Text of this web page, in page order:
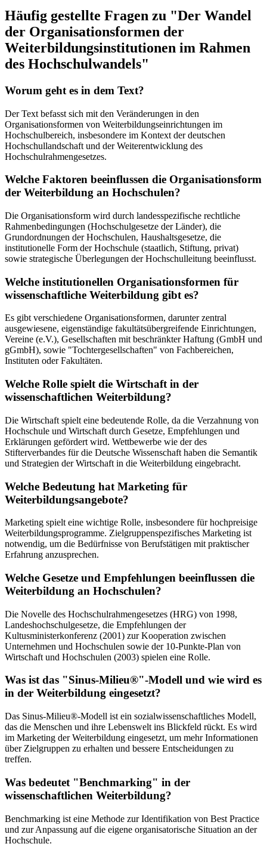
Häufig gestellte Fragen zu "Der Wandel
der Organisationsformen der
Weiterbildungsinstitutionen im Rahmen
des Hochschulwandels"
Worum geht es in dem Text?
Der Text befasst sich mit den Veränderungen in den
Organisationsformen von Weiterbildungseinrichtungen im
Hochschulbereich, insbesondere im Kontext der deutschen
Hochschullandschaft und der Weiterentwicklung des
Hochschulrahmengesetzes.
Welche Faktoren beeinflussen die Organisationsform
der Weiterbildung an Hochschulen?
Die Organisationsform wird durch landesspezifische rechtliche
Rahmenbedingungen (Hochschulgesetze der Länder), die
Grundordnungen der Hochschulen, Haushaltsgesetze, die
institutionelle Form der Hochschule (staatlich, Stiftung, privat)
sowie strategische Überlegungen der Hochschulleitung beeinflusst.
Welche institutionellen Organisationsformen für
wissenschaftliche Weiterbildung gibt es?
Es gibt verschiedene Organisationsformen, darunter zentral
ausgewiesene, eigenständige fakultätsübergreifende Einrichtungen,
Vereine (e.V.), Gesellschaften mit beschränkter Haftung (GmbH und
gGmbH), sowie "Tochtergesellschaften" von Fachbereichen,
Instituten oder Fakultäten.
Welche Rolle spielt die Wirtschaft in der
wissenschaftlichen Weiterbildung?
Die Wirtschaft spielt eine bedeutende Rolle, da die Verzahnung von
Hochschule und Wirtschaft durch Gesetze, Empfehlungen und
Erklärungen gefördert wird. Wettbewerbe wie der des
Stifterverbandes für die Deutsche Wissenschaft haben die Semantik
und Strategien der Wirtschaft in die Weiterbildung eingebracht.
Welche Bedeutung hat Marketing für
Weiterbildungsangebote?
Marketing spielt eine wichtige Rolle, insbesondere für hochpreisige
Weiterbildungsprogramme. Zielgruppenspezifisches Marketing ist
notwendig, um die Bedürfnisse von Berufstätigen mit praktischer
Erfahrung anzusprechen.
Welche Gesetze und Empfehlungen beeinflussen die
Weiterbildung an Hochschulen?
Die Novelle des Hochschulrahmengesetzes (HRG) von 1998,
Landeshochschulgesetze, die Empfehlungen der
Kultusministerkonferenz (2001) zur Kooperation zwischen
Unternehmen und Hochschulen sowie der 10-Punkte-Plan von
Wirtschaft und Hochschulen (2003) spielen eine Rolle.
Was ist das "Sinus-Milieu®"-Modell und wie wird es
in der Weiterbildung eingesetzt?
Das Sinus-Milieu®-Modell ist ein sozialwissenschaftliches Modell,
das die Menschen und ihre Lebenswelt ins Blickfeld rückt. Es wird
im Marketing der Weiterbildung eingesetzt, um mehr Informationen
über Zielgruppen zu erhalten und bessere Entscheidungen zu
treffen.
Was bedeutet "Benchmarking" in der
wissenschaftlichen Weiterbildung?
Benchmarking ist eine Methode zur Identifikation von Best Practice
und zur Anpassung auf die eigene organisatorische Situation an der
Hochschule.